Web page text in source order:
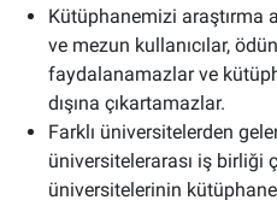
Kütüphanemizi araştırma
ve mezun kullanıcılar,
faydalanamazlar ve
dışına çıkartamazlar.
Farklı üniversitelerden
üniversitelerarası iş birliği
üniversitelerinin